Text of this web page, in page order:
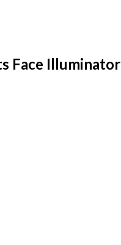
Face Illuminator